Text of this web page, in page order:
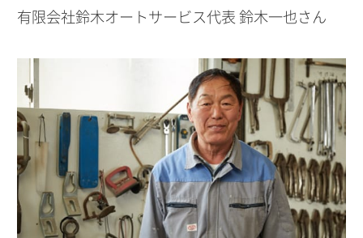
有限会社鈴木オートサービス代表 鈴木一也さん